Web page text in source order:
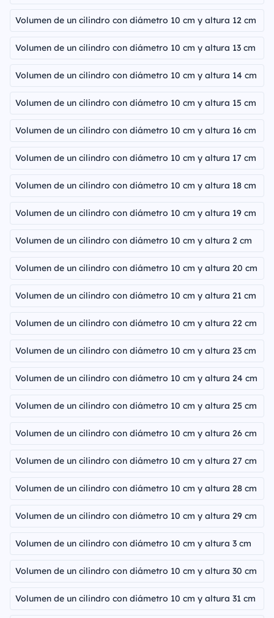
Volumen de un cilindro con diámetro 10 cm y altura 12 cm
Volumen de un cilindro con diámetro 10 cm y altura 13 cm
Volumen de un cilindro con diámetro 10 cm y altura 14 cm
Volumen de un cilindro con diámetro 10 cm y altura 15 cm
Volumen de un cilindro con diámetro 10 cm y altura 16 cm
Volumen de un cilindro con diámetro 10 cm y altura 17 cm
Volumen de un cilindro con diámetro 10 cm y altura 18 cm
Volumen de un cilindro con diámetro 10 cm y altura 19 cm
Volumen de un cilindro con diámetro 10 cm y altura 2 cm
Volumen de un cilindro con diámetro 10 cm y altura 20 cm
Volumen de un cilindro con diámetro 10 cm y altura 21 cm
Volumen de un cilindro con diámetro 10 cm y altura 22 cm
Volumen de un cilindro con diámetro 10 cm y altura 23 cm
Volumen de un cilindro con diámetro 10 cm y altura 24 cm
Volumen de un cilindro con diámetro 10 cm y altura 25 cm
Volumen de un cilindro con diámetro 10 cm y altura 26 cm
Volumen de un cilindro con diámetro 10 cm y altura 27 cm
Volumen de un cilindro con diámetro 10 cm y altura 28 cm
Volumen de un cilindro con diámetro 10 cm y altura 29 cm
Volumen de un cilindro con diámetro 10 cm y altura 3 cm
Volumen de un cilindro con diámetro 10 cm y altura 30 cm
Volumen de un cilindro con diámetro 10 cm y altura 31 cm